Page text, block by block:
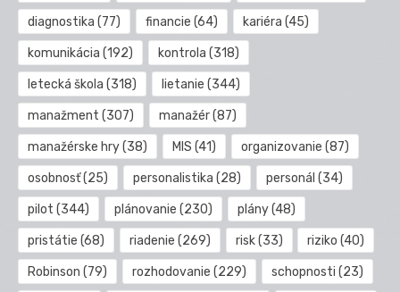
diagnostika (77) financie (64) kariéra (45)
komunikácia (192) kontrola (318)
letecká škola (318) lietanie (344)
manažment (307) manažér(87)
manažérske hry(38) MIS (41) organizovanie (87)
osobnosť(25) personalistika (28) personál (34)
pilot (344) plánovanie (230) plány(48)
pristátie (68) riadenie (269) risk(33) riziko (40)
Robinson (79) rozhodovanie (229) schopnosti (23)